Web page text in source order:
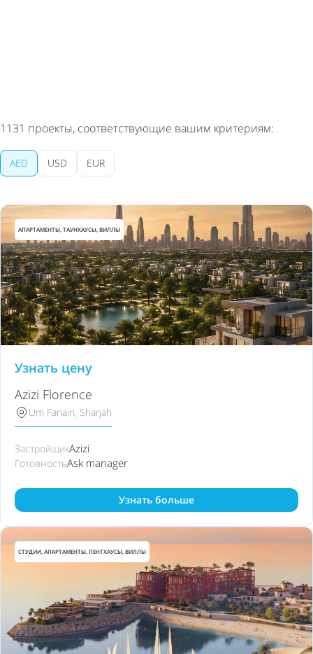
1131 проекты, соответствующие вашим критериям:
AED USD EUR
АПАРТАМЕНТЫ, ТАУНХАУСЫ, ВИЛЛЫ
Узнать цену
Azizi Florence
Um Fanain, Sharjah
ЗастройщикAzizi
ГотовностьAsk manager
Узнать больше
СТУДИИ, АПАРТАМЕНТЫ, ПЕНТХАУСЫ, ВИЛЛЫ